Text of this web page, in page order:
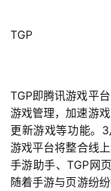
TGP
TGP即腾讯游戏平
游戏管理，加速游
更新游戏等功能。 3
游戏平台将整合线
手游助手、TGP 网
随着手游与页游纷